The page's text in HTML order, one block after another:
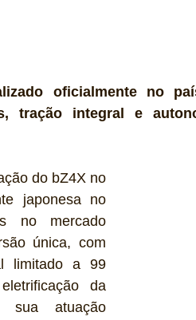
oficialmente no
tração integral e
do bZ4X no
japonesa no
no mercado
única, com
limitado a 99
da
sua atuação